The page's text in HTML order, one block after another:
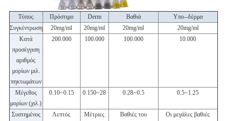
Τύπος Πρόστιμο Derm Βαθιά
Υπο--δέρμα
Συγκέντρωση
20mg/ml 20mg/ml 20mg/ml
20mg/ml
Κατά
προσέγγιση
αριθμός
μορίων μιλ.
πηκτωμάτων
200.000 100.000 100.000 10.000
Μέγεθος
μορίων (χιλ.)
0.10~0.15 0.150~28 0.28~0.5 0.5~1.25
Συστημένος
Λεπτός
Μέτριες
Βαθιές του
Οι μεγάλες βαθιές